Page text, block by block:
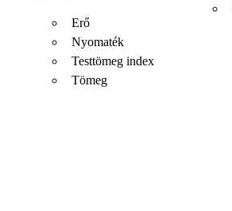
Erő
Nyomaték
Testtömeg index
Tömeg